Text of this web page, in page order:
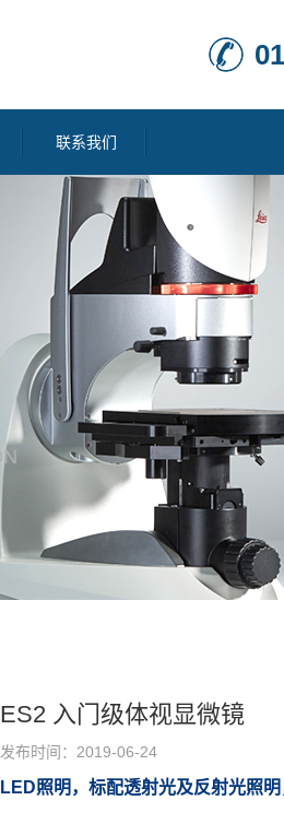
联系我们
ES2 入门级体视显微镜
发布时间：2019-06-24
LED照明，标配透射光及反射光照